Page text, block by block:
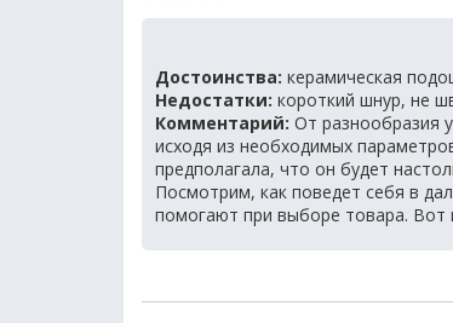
Достоинства: керамическая
Недостатки: короткий шнур, не
Комментарий: От разнообразия
исходя из необходимых
предполагала, что он будет
Посмотрим, как поведет себя в
помогают при выборе товара.